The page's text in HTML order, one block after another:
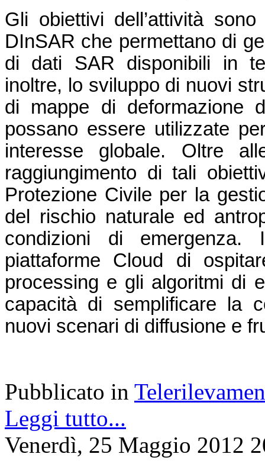
Gli obiettivi dell’attività
DInSAR che permettano di
di dati SAR disponibili in
inoltre, lo sviluppo di nuovi
di mappe di deformazione
possano essere utilizzate
interesse globale. Oltre
raggiungimento di tali
Protezione Civile per la
del rischio naturale ed
condizioni di emergenza.
piattaforme Cloud di
processing e gli algoritmi di
capacità di semplificare la
nuovi scenari di diffusione e
Pubblicato in
Leggi tutto...
Venerdì, 25 Maggio 2012